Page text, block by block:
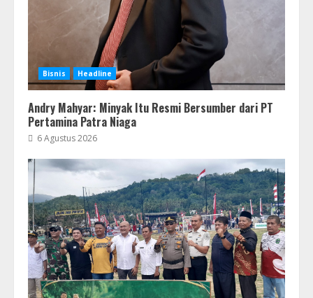
Bisnis Headline
Andry Mahyar: Minyak Itu Resmi Bersumber dari PT
Pertamina Patra Niaga
6 Agustus 2026